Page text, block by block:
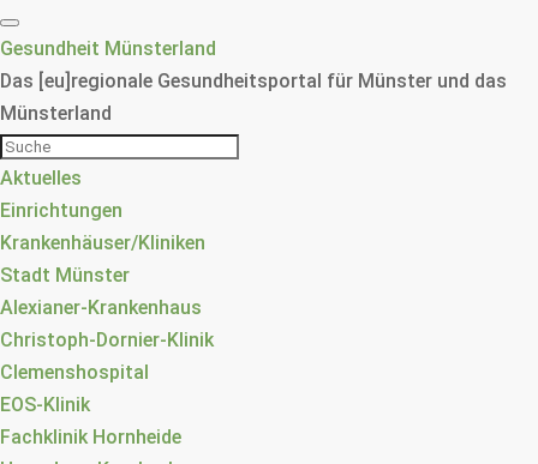
Gesundheit Münsterland
Das [eu]regionale Gesundheitsportal für Münster und das
Münsterland
Aktuelles
Einrichtungen
Krankenhäuser/Kliniken
Stadt Münster
Alexianer-Krankenhaus
Christoph-Dornier-Klinik
Clemenshospital
EOS-Klinik
Fachklinik Hornheide